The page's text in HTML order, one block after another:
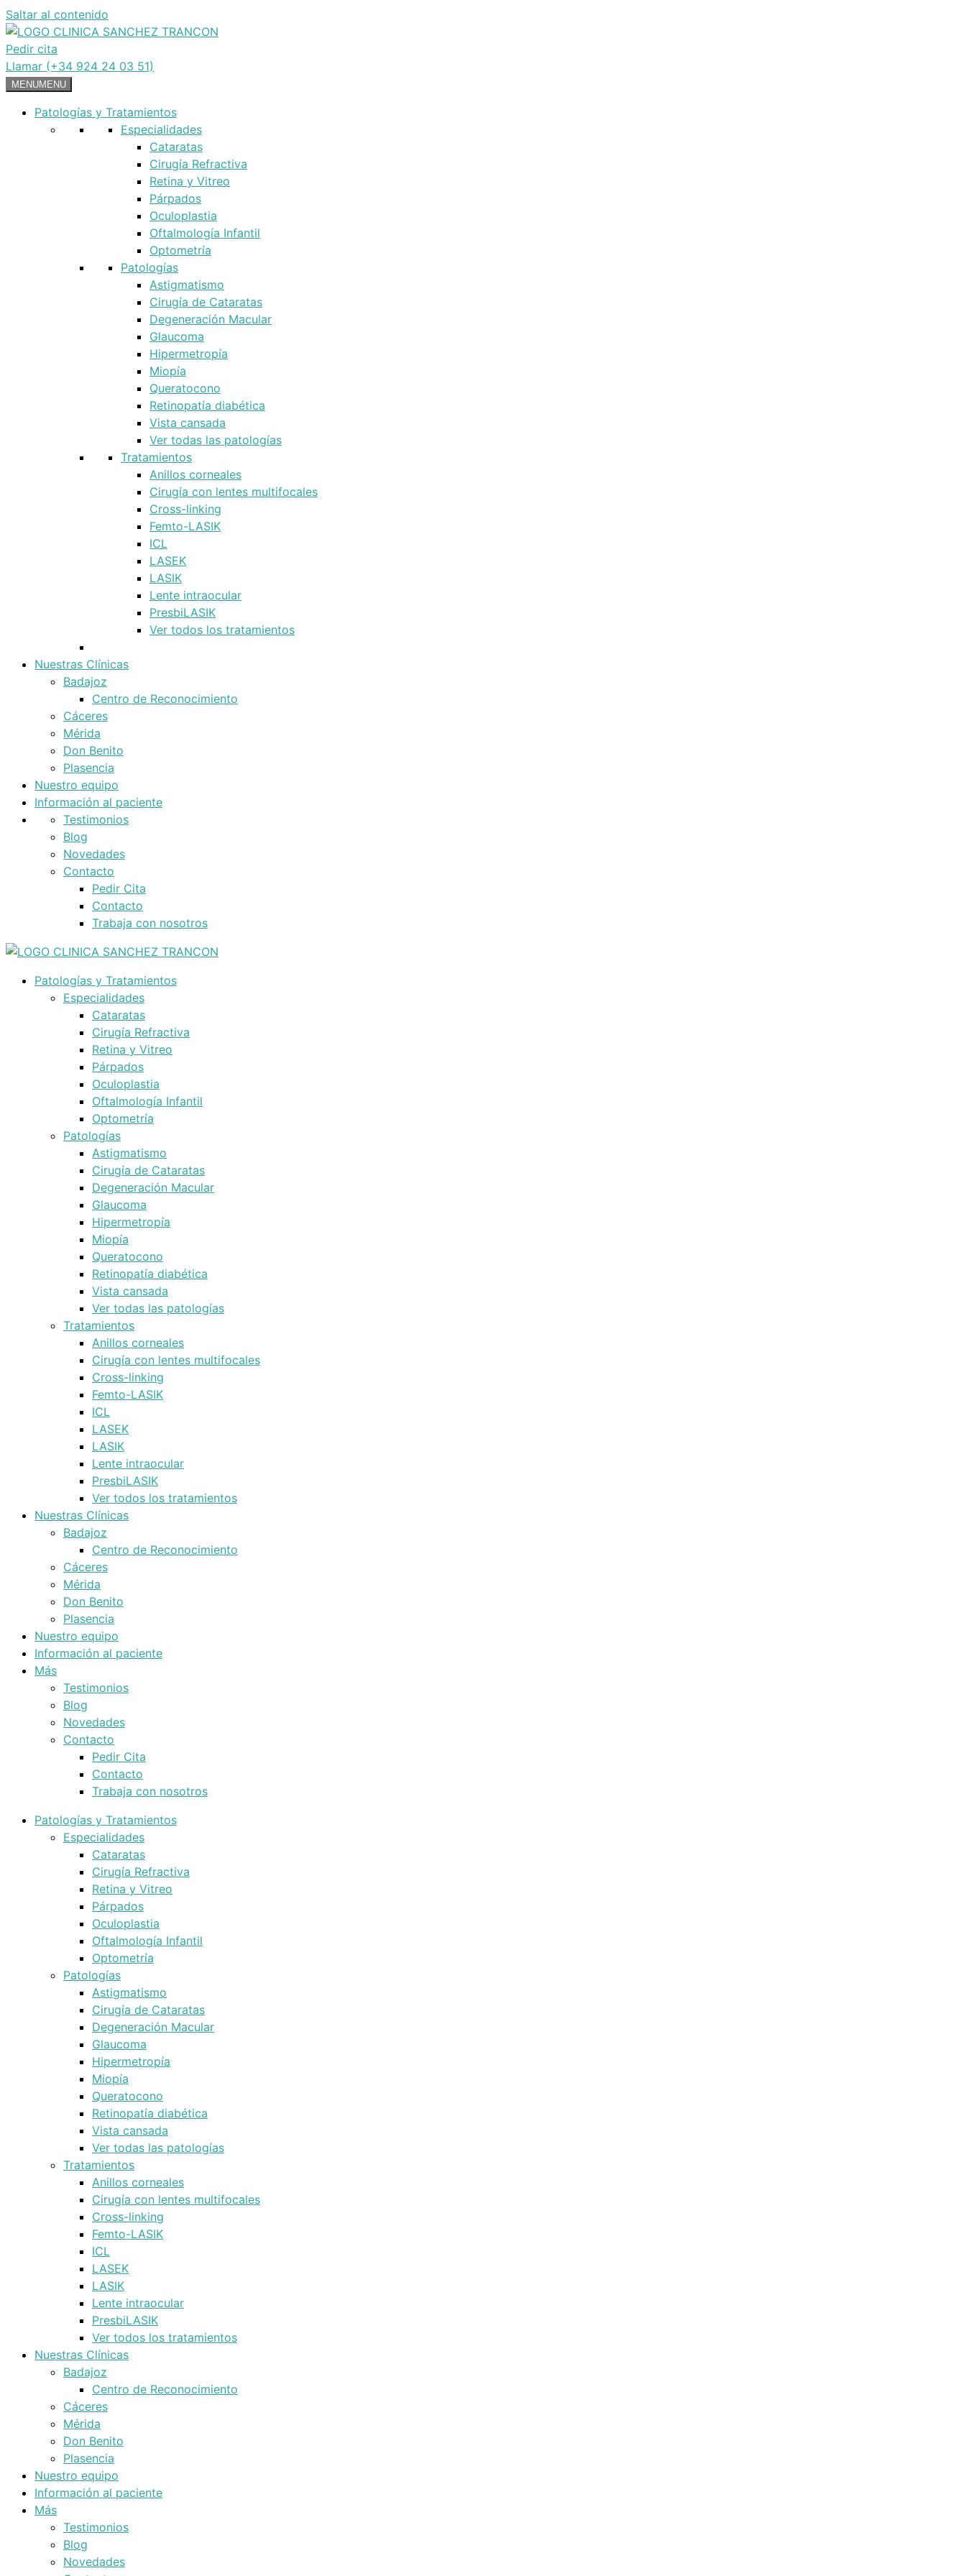
Saltar al contenido
Pedir cita
Llamar (+34 924 24 03 51)
MENUMENU
Patologías y Tratamientos
Especialidades
Cataratas
Cirugía Refractiva
Retina y Vitreo
Párpados
Oculoplastia
Oftalmología Infantil
Optometría
Patologías
Astigmatismo
Cirugía de Cataratas
Degeneración Macular
Glaucoma
Hipermetropía
Miopía
Queratocono
Retinopatía diabética
Vista cansada
Ver todas las patologías
Tratamientos
Anillos corneales
Cirugía con lentes multifocales
Cross-linking
Femto-LASIK
ICL
LASEK
LASIK
Lente intraocular
PresbiLASIK
Ver todos los tratamientos
Nuestras Clínicas
Badajoz
Centro de Reconocimiento
Cáceres
Mérida
Don Benito
Plasencia
Nuestro equipo
Información al paciente
Testimonios
Blog
Novedades
Contacto
Pedir Cita
Contacto
Trabaja con nosotros
Patologías y Tratamientos
Especialidades
Cataratas
Cirugía Refractiva
Retina y Vitreo
Párpados
Oculoplastia
Oftalmología Infantil
Optometría
Patologías
Astigmatismo
Cirugía de Cataratas
Degeneración Macular
Glaucoma
Hipermetropía
Miopía
Queratocono
Retinopatía diabética
Vista cansada
Ver todas las patologías
Tratamientos
Anillos corneales
Cirugía con lentes multifocales
Cross-linking
Femto-LASIK
ICL
LASEK
LASIK
Lente intraocular
PresbiLASIK
Ver todos los tratamientos
Nuestras Clínicas
Badajoz
Centro de Reconocimiento
Cáceres
Mérida
Don Benito
Plasencia
Nuestro equipo
Información al paciente
Más
Testimonios
Blog
Novedades
Contacto
Pedir Cita
Contacto
Trabaja con nosotros
Patologías y Tratamientos
Especialidades
Cataratas
Cirugía Refractiva
Retina y Vitreo
Párpados
Oculoplastia
Oftalmología Infantil
Optometría
Patologías
Astigmatismo
Cirugía de Cataratas
Degeneración Macular
Glaucoma
Hipermetropía
Miopía
Queratocono
Retinopatía diabética
Vista cansada
Ver todas las patologías
Tratamientos
Anillos corneales
Cirugía con lentes multifocales
Cross-linking
Femto-LASIK
ICL
LASEK
LASIK
Lente intraocular
PresbiLASIK
Ver todos los tratamientos
Nuestras Clínicas
Badajoz
Centro de Reconocimiento
Cáceres
Mérida
Don Benito
Plasencia
Nuestro equipo
Información al paciente
Más
Testimonios
Blog
Novedades